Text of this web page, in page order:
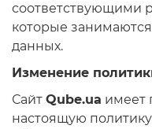
соответствующими
которые
данных.
Изменение
Сайт Qube.ua имеет
настоящую